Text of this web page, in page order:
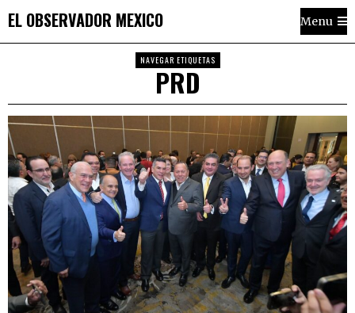
EL OBSERVADOR MEXICO Menu
NAVEGAR ETIQUETAS
PRD